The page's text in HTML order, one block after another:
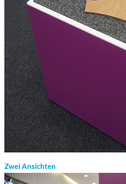
Zwei Ansichten